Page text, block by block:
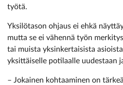
työtä.
Yksilötason ohjaus ei ehkä
mutta se ei vähennä työn
tai muista yksinkertaisista
yksittäiselle potilaalle uudestaan
– Jokainen kohtaaminen on